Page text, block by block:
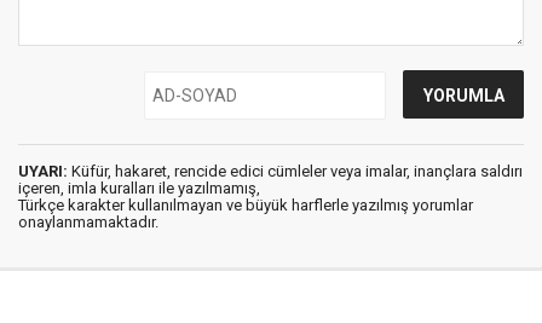
UYARI: Küfür, hakaret, rencide edici cümleler veya imalar, inançlara saldırı
içeren, imla kuralları ile yazılmamış,
Türkçe karakter kullanılmayan ve büyük harflerle yazılmış yorumlar
onaylanmamaktadır.